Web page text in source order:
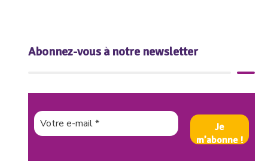
Abonnez-vous à notre newsletter